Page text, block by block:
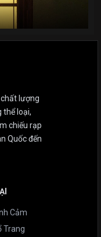
lượng
thể loại,
chiếu rạp
Quốc đến
Cảm
Trang